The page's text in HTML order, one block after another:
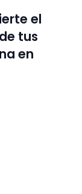
el
tus
en